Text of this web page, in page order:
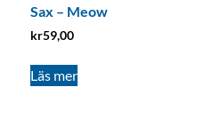
Sax – Meow
kr59,00
Läs mer